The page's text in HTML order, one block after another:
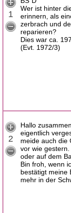
1
Wer ist hinter
erinnern, als
zerbrach und
reparieren?
Dies war ca.
(Evt. 1972/3)
2
Hallo
eigentlich
meide auch die
vor wie
oder auf dem
Bin froh, wenn
bestätigt meine
mehr in der